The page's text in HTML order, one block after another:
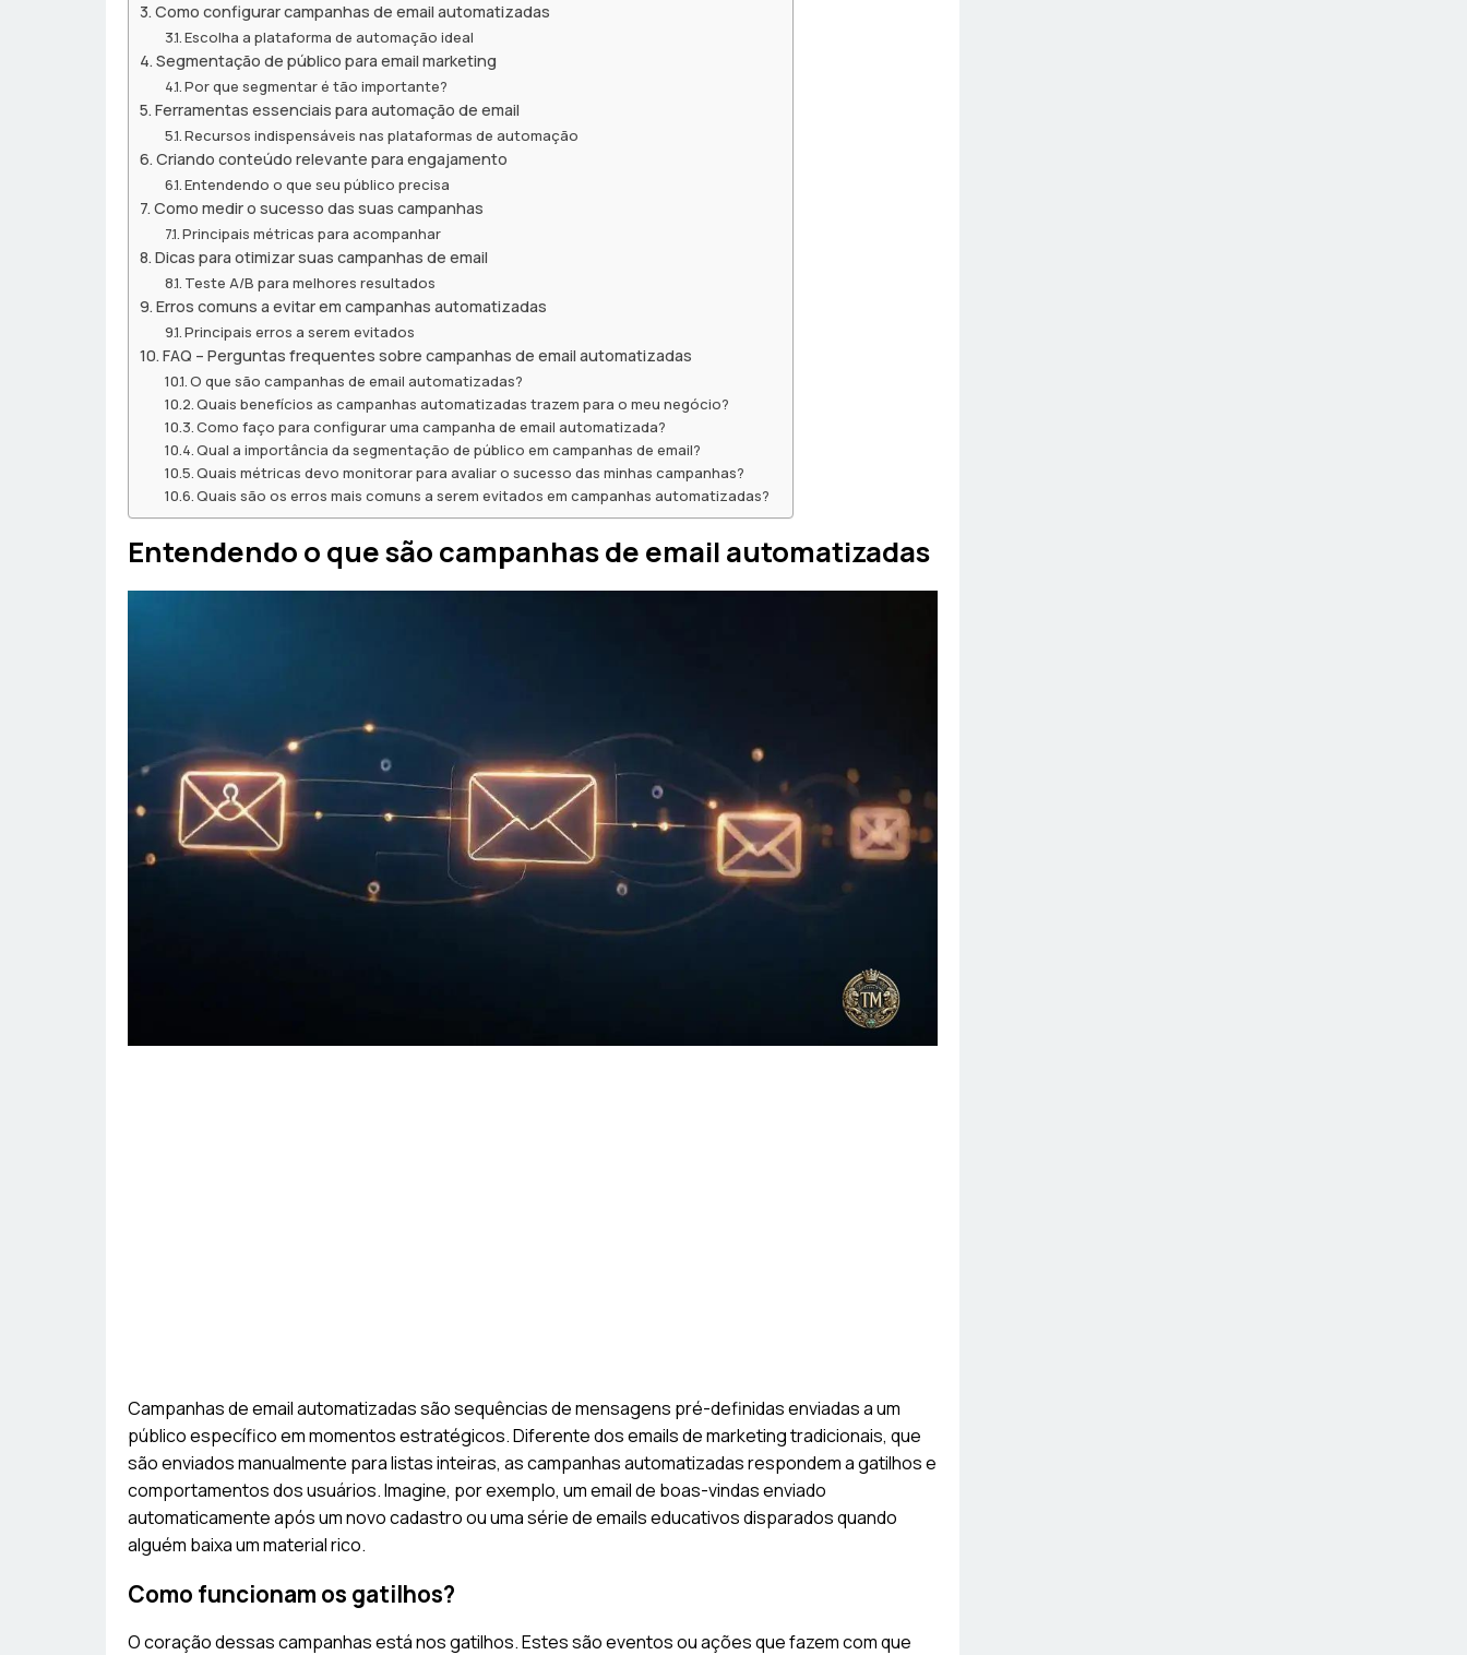
Como configurar campanhas de email automatizadas
Escolha a plataforma de automação ideal
Segmentação de público para email marketing
Por que segmentar é tão importante?
Ferramentas essenciais para automação de email
Recursos indispensáveis nas plataformas de automação
Criando conteúdo relevante para engajamento
Entendendo o que seu público precisa
Como medir o sucesso das suas campanhas
Principais métricas para acompanhar
Dicas para otimizar suas campanhas de email
Teste A/B para melhores resultados
Erros comuns a evitar em campanhas automatizadas
Principais erros a serem evitados
FAQ – Perguntas frequentes sobre campanhas de email automatizadas
O que são campanhas de email automatizadas?
Quais benefícios as campanhas automatizadas trazem para o meu negócio?
Como faço para configurar uma campanha de email automatizada?
Qual a importância da segmentação de público em campanhas de email?
Quais métricas devo monitorar para avaliar o sucesso das minhas campanhas?
Quais são os erros mais comuns a serem evitados em campanhas automatizadas?
Entendendo o que são campanhas de email automatizadas
Campanhas de email automatizadas são sequências de mensagens pré-definidas enviadas a um
público específico em momentos estratégicos. Diferente dos emails de marketing tradicionais, que
são enviados manualmente para listas inteiras, as campanhas automatizadas respondem a gatilhos e
comportamentos dos usuários. Imagine, por exemplo, um email de boas-vindas enviado
automaticamente após um novo cadastro ou uma série de emails educativos disparados quando
alguém baixa um material rico.
Como funcionam os gatilhos?
O coração dessas campanhas está nos gatilhos. Estes são eventos ou ações que fazem com que